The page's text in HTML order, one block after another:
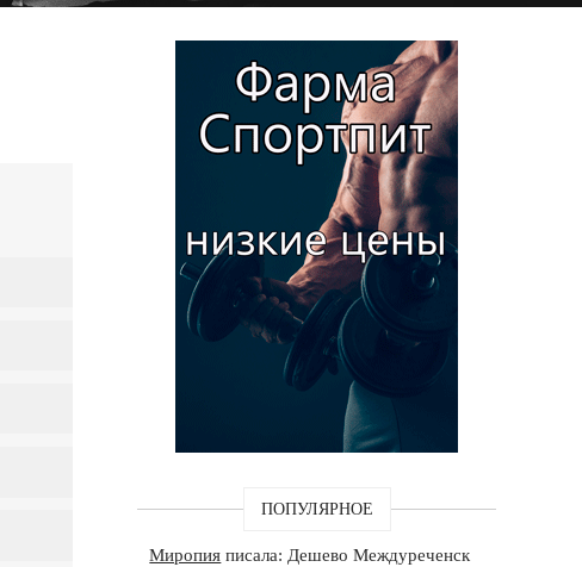
ПОПУЛЯРНОЕ
Миропия писала: Дешево Междуреченск